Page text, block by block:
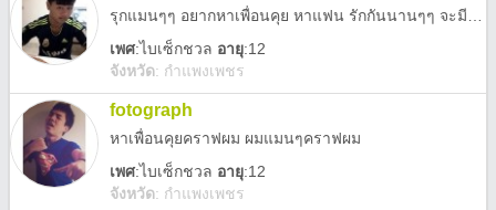
เพศ:ไบเซ็กชวล อายุ:12
จังหวัด: กำแพงเพชร
fotograph
หาเพื่อนคุยคราฟผม ผมแมนๆคราฟผม
เพศ:ไบเซ็กชวล อายุ:12
จังหวัด: กำแพงเพชร